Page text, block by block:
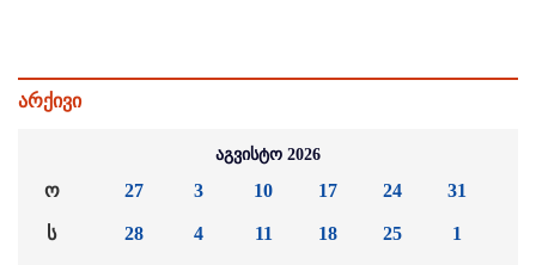
არქივი
აგვისტო 2026
ო
ს
27
28
3
4
10
11
17
18
24
25
31
1